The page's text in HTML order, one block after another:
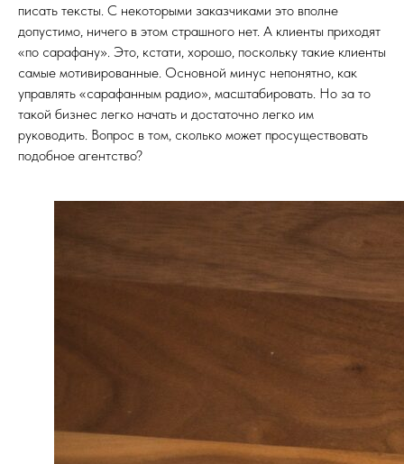
писать тексты. С некоторыми заказчиками это вполне
допустимо, ничего в этом страшного нет. А клиенты приходят
«по сарафану». Это, кстати, хорошо, поскольку такие клиенты
самые мотивированные. Основной минус непонятно, как
управлять «сарафанным радио», масштабировать. Но за то
такой бизнес легко начать и достаточно легко им
руководить. Вопрос в том, сколько может просуществовать
подобное агентство?